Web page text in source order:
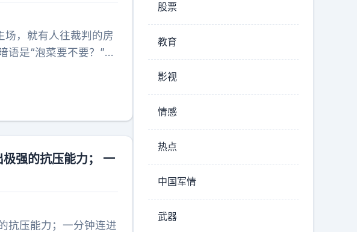
场，就有人往裁判的房
语是“泡菜要不要？”裁
”
强的抗压能力； 一
抗压能力；一分钟连进
股票
教育
影视
情感
热点
中国军情
武器